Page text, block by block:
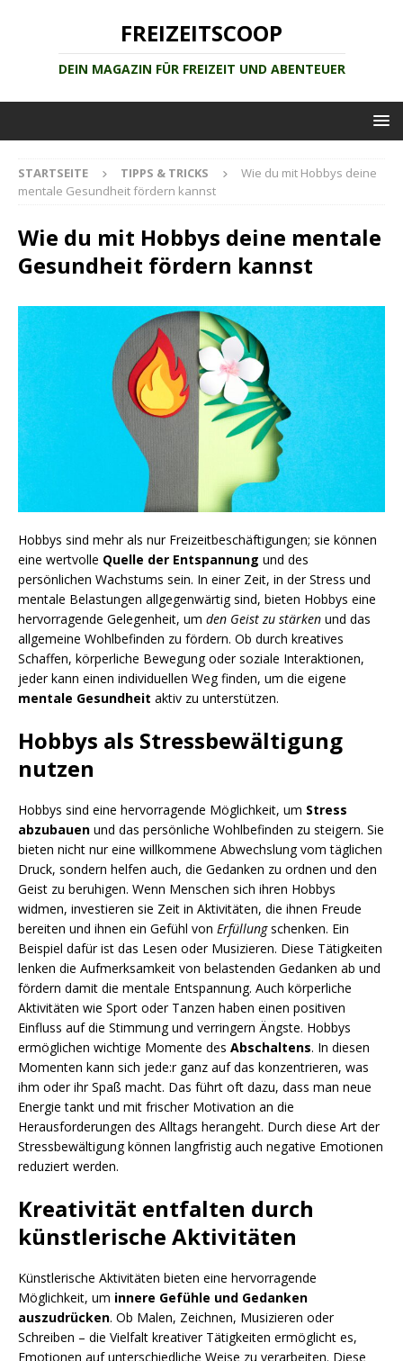
FREIZEITSCOOP
DEIN MAGAZIN FÜR FREIZEIT UND ABENTEUER
STARTSEITE TIPPS & TRICKS
Wie du mit Hobbys deine
mentale Gesundheit fördern kannst
Wie du mit Hobbys deine mentale
Gesundheit fördern kannst
Hobbys sind mehr als nur Freizeitbeschäftigungen; sie können
eine wertvolle Quelle der Entspannung und des
persönlichen Wachstums sein. In einer Zeit, in der Stress und
mentale Belastungen allgegenwärtig sind, bieten Hobbys eine
hervorragende Gelegenheit, um den Geist zu stärken und das
allgemeine Wohlbefinden zu fördern. Ob durch kreatives
Schaffen, körperliche Bewegung oder soziale Interaktionen,
jeder kann einen individuellen Weg finden, um die eigene
mentale Gesundheit aktiv zu unterstützen.
Hobbys als Stressbewältigung
nutzen
Hobbys sind eine hervorragende Möglichkeit, um Stress
abzubauen und das persönliche Wohlbefinden zu steigern. Sie
bieten nicht nur eine willkommene Abwechslung vom täglichen
Druck, sondern helfen auch, die Gedanken zu ordnen und den
Geist zu beruhigen. Wenn Menschen sich ihren Hobbys
widmen, investieren sie Zeit in Aktivitäten, die ihnen Freude
bereiten und ihnen ein Gefühl von Erfüllungschenken. Ein
Beispiel dafür ist das Lesen oder Musizieren. Diese Tätigkeiten
lenken die Aufmerksamkeit von belastenden Gedanken ab und
fördern damit die mentale Entspannung. Auch körperliche
Aktivitäten wie Sport oder Tanzen haben einen positiven
Einfluss auf die Stimmung und verringern Ängste. Hobbys
ermöglichen wichtige Momente des Abschaltens. In diesen
Momenten kann sich jede:r ganz auf das konzentrieren, was
ihm oder ihr Spaß macht. Das führt oft dazu, dass man neue
Energie tankt und mit frischer Motivation an die
Herausforderungen des Alltags herangeht. Durch diese Art der
Stressbewältigung können langfristig auch negative Emotionen
reduziert werden.
Kreativität entfalten durch
künstlerische Aktivitäten
Künstlerische Aktivitäten bieten eine hervorragende
Möglichkeit, um innere Gefühle und Gedanken
auszudrücken. Ob Malen, Zeichnen, Musizieren oder
Schreiben – die Vielfalt kreativer Tätigkeiten ermöglicht es,
Emotionen auf unterschiedliche Weise zu verarbeiten. Diese